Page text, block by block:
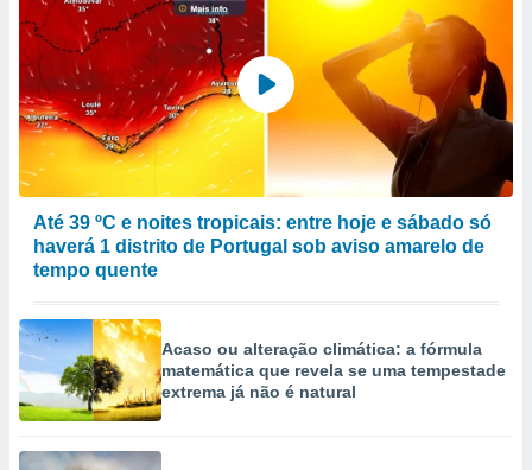
Até 39 ºC e noites tropicais: entre hoje e sábado só
haverá 1 distrito de Portugal sob aviso amarelo de
tempo quente
Acaso ou alteração climática: a fórmula
matemática que revela se uma tempestade
extrema já não é natural